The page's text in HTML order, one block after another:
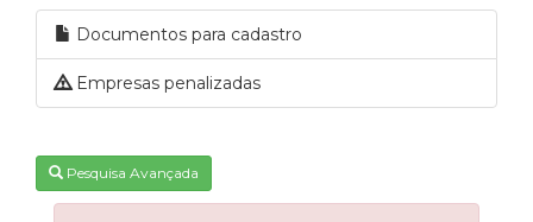
Documentos para cadastro
Empresas penalizadas
Pesquisa Avançada